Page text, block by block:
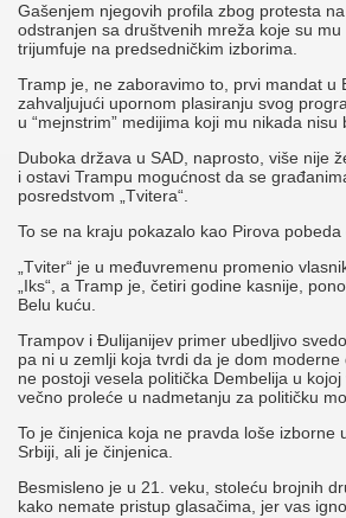
Gašenjem njegovih profila zbog protesta
odstranjen sa društvenih mreža koje su
trijumfuje na predsedničkim izborima.
Tramp je, ne zaboravimo to, prvi mandat u
zahvaljujući upornom plasiranju svog
u “mejnstrim” medijima koji mu nikada nisu
Duboka država u SAD, naprosto, više nije
i ostavi Trampu mogućnost da se
posredstvom „Tvitera“.
To se na kraju pokazalo kao Pirova
„Tviter“ je u međuvremenu promenio
„Iks“, a Tramp je, četiri godine kasnije,
Belu kuću.
Trampov i Đulijanijev primer ubedljivo
pa ni u zemlji koja tvrdi da je dom
ne postoji vesela politička Dembelija u
večno proleće u nadmetanju za političku
To je činjenica koja ne pravda loše izborne
Srbiji, ali je činjenica.
Besmisleno je u 21. veku, stoleću brojnih
kako nemate pristup glasačima, jer vas